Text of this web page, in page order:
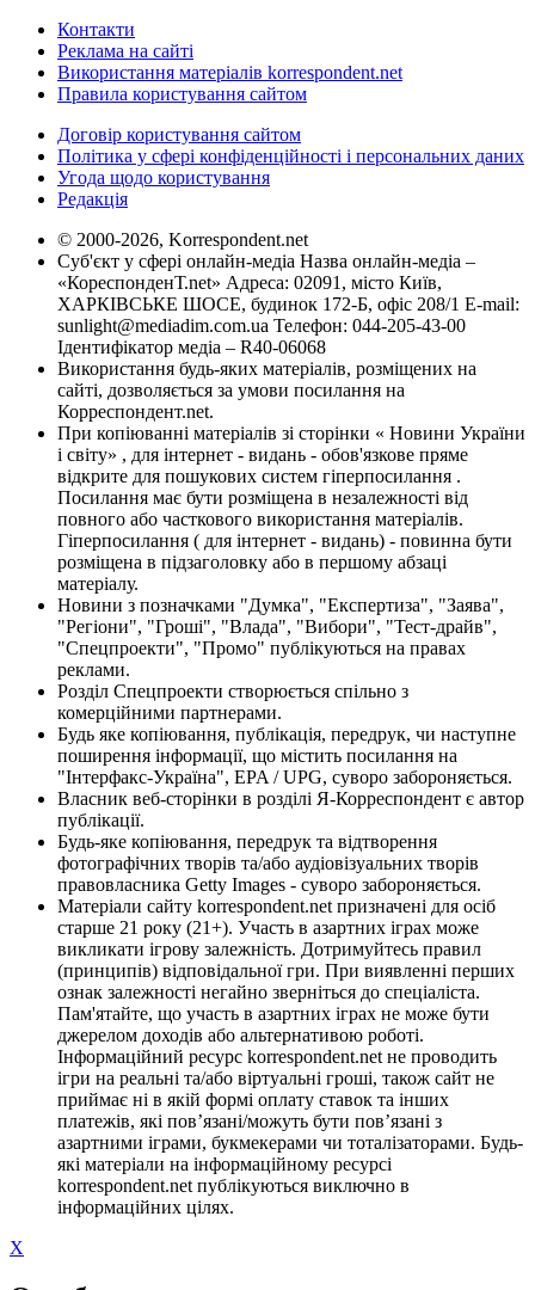
Контакти
Реклама на сайті
Використання матеріалів korrespondent.net
Правила користування сайтом
Договір користування сайтом
Політика у сфері конфіденційності і персональних даних
Угода щодо користування
Редакція
© 2000-2026, Korrespondent.net
Суб'єкт у сфері онлайн-медіа Назва онлайн-медіа –
«КореспонденТ.net» Адреса: 02091, місто Київ,
ХАРКІВСЬКЕ ШОСЕ, будинок 172-Б, офіс 208/1 E-mail:
sunlight@mediadim.com.ua Телефон: 044-205-43-00
Ідентифікатор медіа – R40-06068
Використання будь-яких матеріалів, розміщених на
сайті, дозволяється за умови посилання на
Корреспондент.net.
При копіюванні матеріалів зі сторінки « Новини України
і світу» , для інтернет - видань - обов'язкове пряме
відкрите для пошукових систем гіперпосилання .
Посилання має бути розміщена в незалежності від
повного або часткового використання матеріалів.
Гіперпосилання ( для інтернет - видань) - повинна бути
розміщена в підзаголовку або в першому абзаці
матеріалу.
Новини з позначками "Думка", "Експертиза", "Заява",
"Регіони", "Гроші", "Влада", "Вибори", "Тест-драйв",
"Спецпроекти", "Промо" публікуються на правах
реклами.
Розділ Спецпроекти створюється спільно з
комерційними партнерами.
Будь яке копіювання, публікація, передрук, чи наступне
поширення інформації, що містить посилання на
"Інтерфакс-Україна", EPA / UPG, суворо забороняється.
Власник веб-сторінки в розділі Я-Корреспондент є автор
публікації.
Будь-яке копіювання, передрук та відтворення
фотографічних творів та/або аудіовізуальних творів
правовласника Getty Images - суворо забороняється.
Матеріали сайту korrespondent.net призначені для осіб
старше 21 року (21+). Участь в азартних іграх може
викликати ігрову залежність. Дотримуйтесь правил
(принципів) відповідальної гри. При виявленні перших
ознак залежності негайно зверніться до спеціаліста.
Пам'ятайте, що участь в азартних іграх не може бути
джерелом доходів або альтернативою роботі.
Інформаційний ресурс korrespondent.net не проводить
ігри на реальні та/або віртуальні гроші, також сайт не
приймає ні в якій формі оплату ставок та інших
платежів, які пов’язані/можуть бути пов’язані з
азартними іграми, букмекерами чи тоталізаторами. Будь-
які матеріали на інформаційному ресурсі
korrespondent.net публікуються виключно в
інформаційних цілях.
X